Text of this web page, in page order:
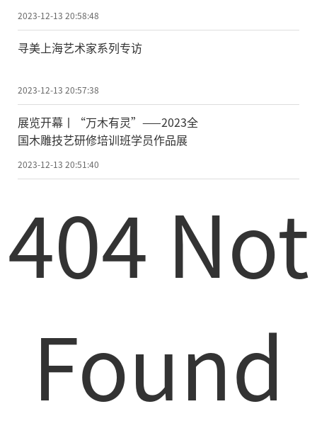
2023-12-13 20:58:48
寻美上海艺术家系列专访
2023-12-13 20:57:38
展览开幕丨“万木有灵”——2023全
国木雕技艺研修培训班学员作品展
2023-12-13 20:51:40
404 Not
Found